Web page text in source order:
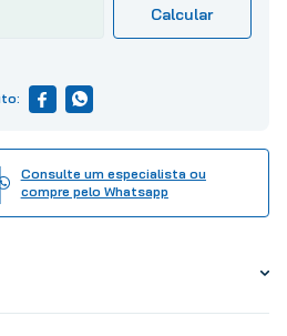
Consulte um especialista ou
compre pelo Whatsapp